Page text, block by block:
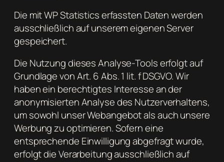
Die mit WP Statistics erfassten Daten werden
ausschließlich auf unserem eigenen Server
gespeichert.
Die Nutzung dieses Analyse-Tools erfolgt auf
Grundlage von Art. 6 Abs. 1 lit. f DSGVO. Wir
haben ein berechtigtes Interesse an der
anonymisierten Analyse des Nutzerverhaltens,
um sowohl unser Webangebot als auch unsere
Werbung zu optimieren. Sofern eine
entsprechende Einwilligung abgefragt wurde,
erfolgt die Verarbeitung ausschließlich auf